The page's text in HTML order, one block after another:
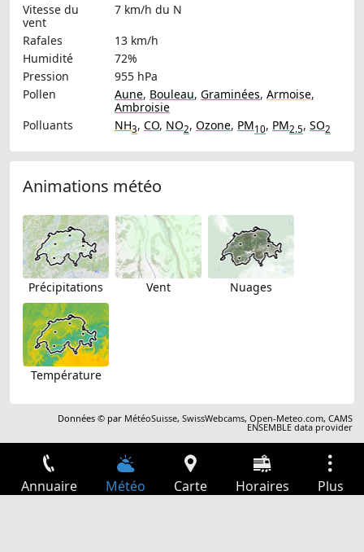
Vitesse du
vent
7 km/h du N
Rafales
13 km/h
Humidité
72%
Pression
955 hPa
Pollen
Aune, Bouleau, Graminées, Armoise,
Ambroisie
Polluants
NH3, CO, NO2, Ozone, PM10, PM2.5, SO2
Animations météo
Précipitations Vent Nuages
Température
Données © par MétéoSuisse,SwissWebcams,Open-Meteo.com,CAMS
ENSEMBLE data provider
Annuaire Météo Carte Horaires Plus